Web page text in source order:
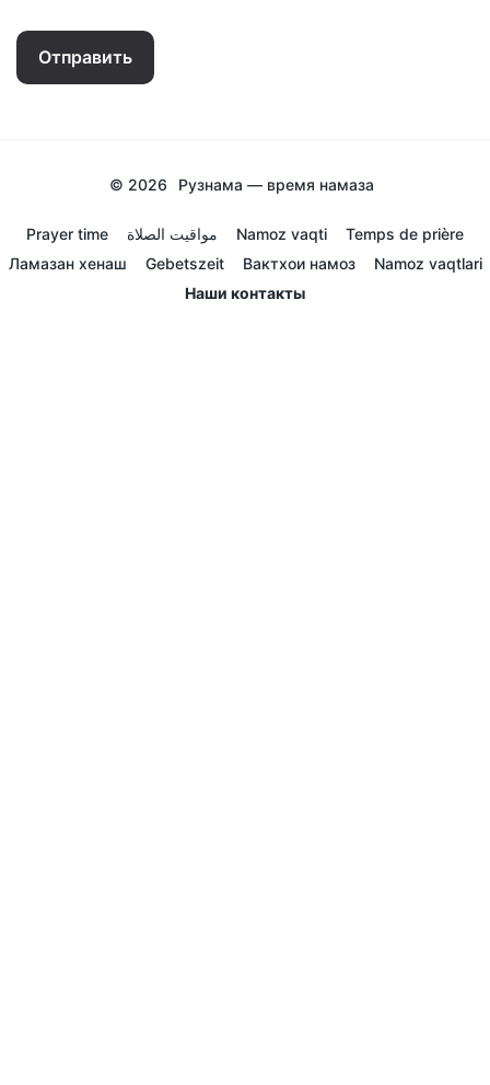
Отправить
© 2026 Рузнама — время намаза
Prayer time مواقيت الصلاة Namoz vaqti
Temps de prière
Ламазан хенаш
Gebetszeit Вактхои намоз
Namoz vaqtlari
Наши контакты